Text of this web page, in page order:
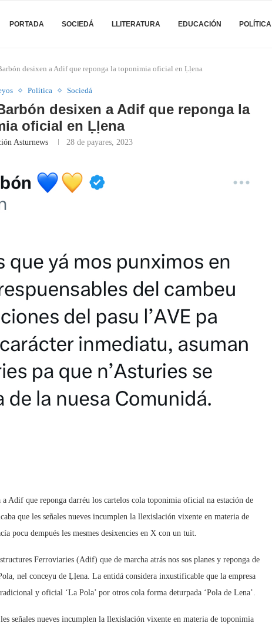
PORTADA SOCIEDÁ LLITERATURA EDUCACIÓN POLÍTICA
desixen a Adif que reponga la toponimia oficial en Ḷḷena
Política Sociedá
desixen a Adif que reponga la
oficial en Ḷḷena
Asturnews 28 de payares, 2023
Adif que reponga darréu los cartelos cola toponimia oficial na estación de
que les señales nueves incumplen la llexislación vixente en materia de
pocu dempués les mesmes desixencies en X con un tuit.
Ferroviaries (Adif) que de marcha atrás nos sos planes y reponga de
nel conceyu de Ḷḷena. La entidá considera inxustificable que la empresa
y oficial ‘La Pola’ por otros cola forma deturpada ‘Pola de Lena’.
señales nueves incumplen la llexislación vixente en materia de toponimia